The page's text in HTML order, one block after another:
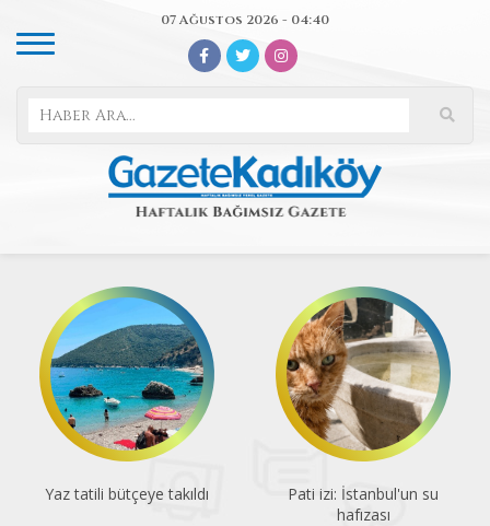
07 Ağustos 2026 - 04:40
Yaz tatili bütçeye takıldı
Pati izi: İstanbul'un su
hafızası